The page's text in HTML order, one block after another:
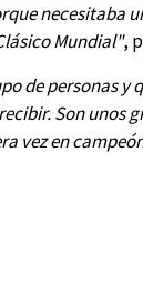
necesitaba
Mundial",
de personas
Son unos
vez en